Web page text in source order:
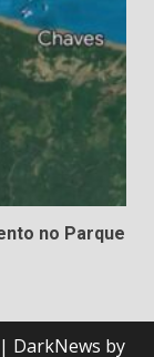
no Parque
| DarkNews by